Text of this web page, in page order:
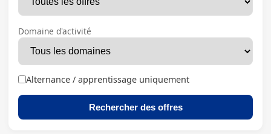
Domaine d'activité
Alternance / apprentissage uniquement
Rechercher des offres